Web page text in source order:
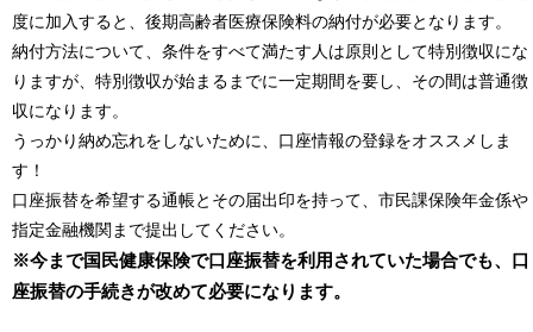
度に加入すると、後期高齢者医療保険料の納付が必要となります。
納付方法について、条件をすべて満たす人は原則として特別徴収にな
りますが、特別徴収が始まるまでに一定期間を要し、その間は普通徴
収になります。
うっかり納め忘れをしないために、口座情報の登録をオススメしま
す！
口座振替を希望する通帳とその届出印を持って、市民課保険年金係や
指定金融機関まで提出してください。
※今まで国民健康保険で口座振替を利用されていた場合でも、口
座振替の手続きが改めて必要になります。